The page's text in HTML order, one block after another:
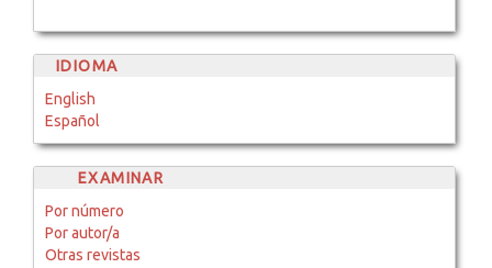
IDIOMA
English
Español
EXAMINAR
Por número
Por autor/a
Otras revistas